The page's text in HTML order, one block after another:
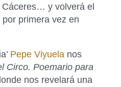
y volverá el
por primera vez en
Pepe Viyuelanos
Circo. Poemario para
nos revelará una